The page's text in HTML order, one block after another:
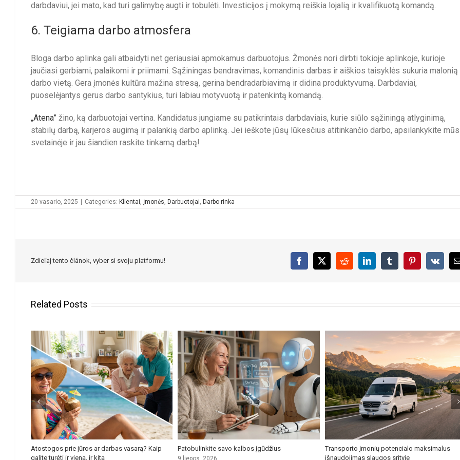
darbdaviui, jei mato, kad turi galimybę augti ir tobulėti. Investicijos į mokymą reiškia lojalią ir kvalifikuotą komandą.
6. Teigiama darbo atmosfera
Bloga darbo aplinka gali atbaidyti net geriausiai apmokamus darbuotojus. Žmonės nori dirbti tokioje aplinkoje, kurioje
jaučiasi gerbiami, palaikomi ir priimami. Sąžiningas bendravimas, komandinis darbas ir aiškios taisyklės sukuria malonią
darbo vietą. Gera įmonės kultūra mažina stresą, gerina bendradarbiavimą ir didina produktyvumą. Darbdaviai,
puoselėjantys gerus darbo santykius, turi labiau motyvuotą ir patenkintą komandą.
„Atena” žino, ką darbuotojai vertina. Kandidatus jungiame su patikrintais darbdaviais, kurie siūlo sąžiningą atlyginimą,
stabilų darbą, karjeros augimą ir palankią darbo aplinką. Jei ieškote jūsų lūkesčius atitinkančio darbo, apsilankykite
svetainėje ir jau šiandien raskite tinkamą darbą!
20 vasario, 2025 Categories: Klientai, Įmonės, Darbuotojai, Darbo rinka
Zdieľaj tento článok, vyber si svoju platformu! Facebook
X RedditLinkedInTumblrPinterest
Vk
Related Posts
Atostogos prie jūros ar darbas vasarą? Kaip
galite turėti ir vieną, ir kitą
Patobulinkite savo kalbos įgūdžius
Transporto įmonių potencialo maksimalus
išnaudojimas slaugos srityje